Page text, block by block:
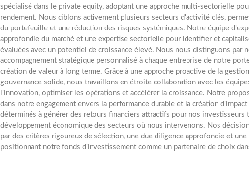
spécialisé dans le private equity, adoptant une approche multi-sectorielle
rendement. Nous ciblons activement plusieurs secteurs d'activité clés,
du portefeuille et une réduction des risques systémiques. Notre équipe
approfondie du marché et une expertise sectorielle pour identifier et
évaluées avec un potentiel de croissance élevé. Nous nous distinguons par
accompagnement stratégique personnalisé à chaque entreprise de notre
création de valeur à long terme. Grâce à une approche proactive de la
gouvernance solide, nous travaillons en étroite collaboration avec les
l'innovation, optimiser les opérations et accélérer la croissance. Notre
dans notre engagement envers la performance durable et la création
déterminés à générer des retours financiers attractifs pour nos investisseurs
développement économique des secteurs où nous intervenons. Nos
par des critères rigoureux de sélection, une due diligence approfondie et
positionnant notre fonds d'investissement comme un partenaire de choix